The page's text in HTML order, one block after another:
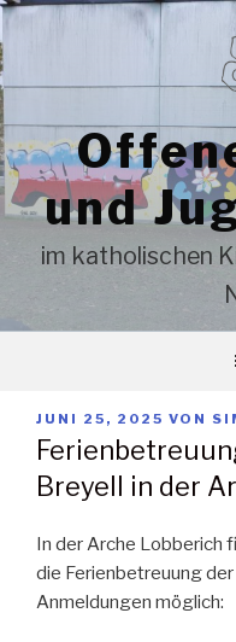
Zum
Inhalt
springen
und
im katholischen
VERÖFFENTLICHT
AM
JUNI 25, 2025 VON
Breyell in der
In der Arche Lobberich
die Ferienbetreuung
Anmeldungen möglich: